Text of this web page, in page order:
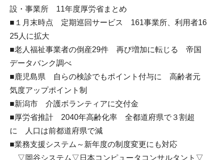
設・事業所 11年度厚労省まとめ
■１月末時点 定期巡回サービス 161事業所、利用者16
25人に拡大
■老人福祉事業者の倒産29件 再び増加に転じる 帝国
データバンク調べ
■鹿児島県 自らの検診でもポイント付与に 高齢者元
気度アップポイント制
■新潟市 介護ボランティアに交付金
■厚労省推計 2040年高齢化率 全都道府県で３割超
に 人口は前都道府県で減
■業務支援システム～新年度の制度変更にも対応
▽岡谷システム▽日本コンピュータコンサルタント▽